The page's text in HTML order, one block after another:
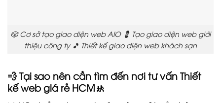
🎲 Cơ sở tạo giao diện web AIO 💈 Tạo giao diện web giới
thiệu công ty 🎵 Thiết kế giao diện web khách sạn
💨 Tại sao nên cần tìm đến nơi tư vấn Thiết
kế web giá rẻ HCM🚸